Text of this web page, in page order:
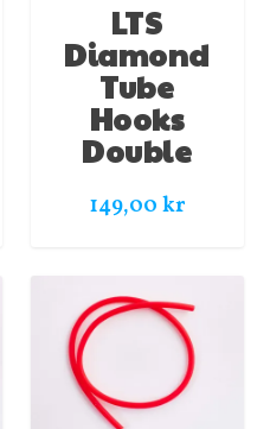
LTS
Diamond
Tube
Hooks
Double
149,00 kr